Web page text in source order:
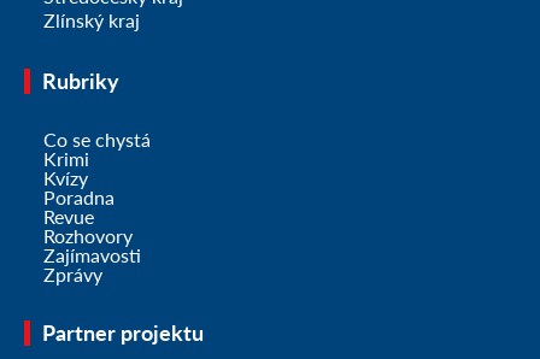
Zlínský kraj
Rubriky
Co se chystá
Krimi
Kvízy
Poradna
Revue
Rozhovory
Zajímavosti
Zprávy
Partner projektu